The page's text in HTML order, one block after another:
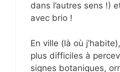
dans l’autres sens !)
avec brio !
En ville (là où
plus difficiles à
signes botaniques,